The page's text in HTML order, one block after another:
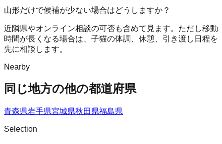
山形だけで候補が少ない場合はどうしますか？
近隣県やオンライン相談の可否も含めて見ます。ただし移動
時間が長くなる場合は、子猫の体調、休憩、引き渡し日程を
先に相談します。
Nearby
同じ地方の他の都道府県
青森県岩手県宮城県秋田県福島県
Selection